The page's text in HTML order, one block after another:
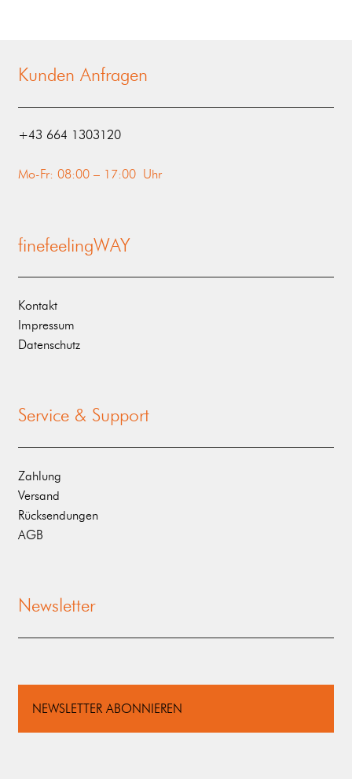
Kunden Anfragen
‭+43 664 1303120‬
Mo-Fr: 08:00 – 17:00 Uhr
finefeelingWAY
Kontakt
Impressum
Datenschutz
Service & Support
Zahlung
Versand
Rücksendungen
AGB
Newsletter
NEWSLETTER ABONNIEREN